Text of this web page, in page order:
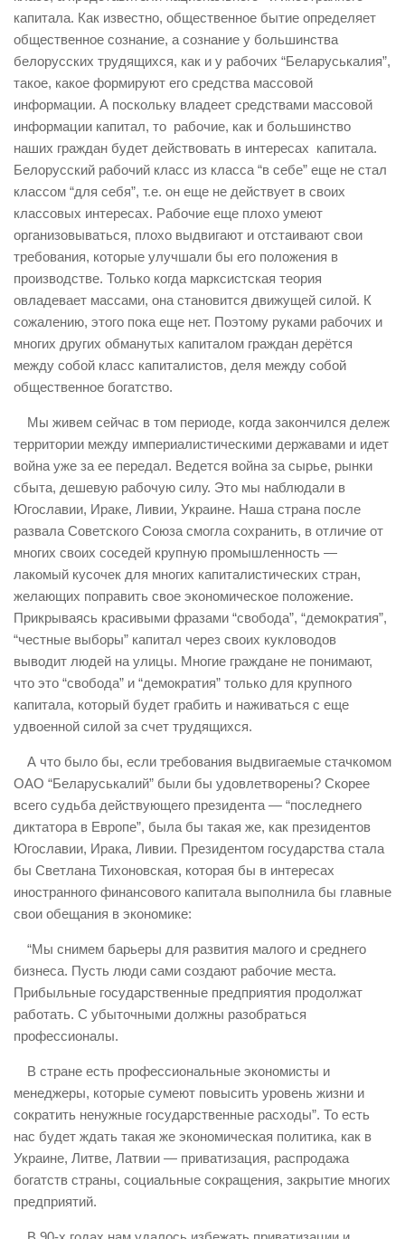
капитала. Как известно, общественное бытие определяет
общественное сознание, а сознание у большинства
белорусских трудящихся, как и у рабочих “Беларуськалия”,
такое, какое формируют его средства массовой
информации. А поскольку владеет средствами массовой
информации капитал, то рабочие, как и большинство
наших граждан будет действовать в интересах капитала.
Белорусский рабочий класс из класса “в себе” еще не стал
классом “для себя”, т.е. он еще не действует в своих
классовых интересах. Рабочие еще плохо умеют
организовываться, плохо выдвигают и отстаивают свои
требования, которые улучшали бы его положения в
производстве. Только когда марксистская теория
овладевает массами, она становится движущей силой. К
сожалению, этого пока еще нет. Поэтому руками рабочих и
многих других обманутых капиталом граждан дерётся
между собой класс капиталистов, деля между собой
общественное богатство.
Мы живем сейчас в том периоде, когда закончился дележ
территории между империалистическими державами и идет
война уже за ее передал. Ведется война за сырье, рынки
сбыта, дешевую рабочую силу. Это мы наблюдали в
Югославии, Ираке, Ливии, Украине. Наша страна после
развала Советского Союза смогла сохранить, в отличие от
многих своих соседей крупную промышленность —
лакомый кусочек для многих капиталистических стран,
желающих поправить свое экономическое положение.
Прикрываясь красивыми фразами “свобода”, “демократия”,
“честные выборы” капитал через своих кукловодов
выводит людей на улицы. Многие граждане не понимают,
что это “свобода” и “демократия” только для крупного
капитала, который будет грабить и наживаться с еще
удвоенной силой за счет трудящихся.
А что было бы, если требования выдвигаемые стачкомом
ОАО “Беларуськалий” были бы удовлетворены? Скорее
всего судьба действующего президента — “последнего
диктатора в Европе”, была бы такая же, как президентов
Югославии, Ирака, Ливии. Президентом государства стала
бы Светлана Тихоновская, которая бы в интересах
иностранного финансового капитала выполнила бы главные
свои обещания в экономике:
“Мы снимем барьеры для развития малого и среднего
бизнеса. Пусть люди сами создают рабочие места.
Прибыльные государственные предприятия продолжат
работать. С убыточными должны разобраться
профессионалы.
В стране есть профессиональные экономисты и
менеджеры, которые сумеют повысить уровень жизни и
сократить ненужные государственные расходы”. То есть
нас будет ждать такая же экономическая политика, как в
Украине, Литве, Латвии — приватизация, распродажа
богатств страны, социальные сокращения, закрытие многих
предприятий.